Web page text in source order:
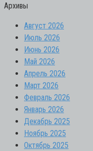
Архивы
Август 2026
Июль 2026
Июнь 2026
Май 2026
Апрель 2026
Март 2026
Февраль 2026
Январь 2026
Декабрь 2025
Ноябрь 2025
Октябрь 2025